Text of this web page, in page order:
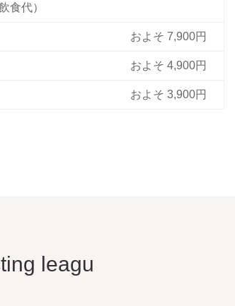
食代）
およそ 7,900円
およそ 4,900円
およそ 3,900円
leagu